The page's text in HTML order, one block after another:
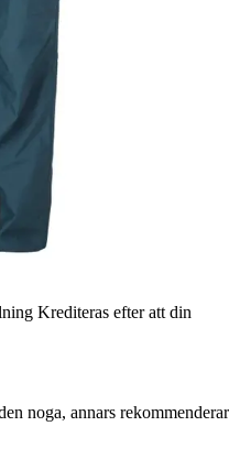
Krediteras efter att din
noga, annars rekommenderar